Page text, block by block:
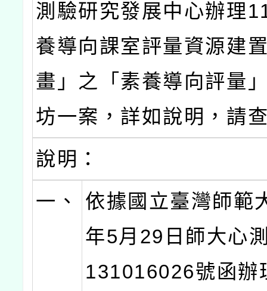
測驗研究發展中心辦理
養導向課室評量資源建
畫」之「素養導向評量
坊一案，詳如說明，請
說明：
一、
依據國立臺灣師範
年5月29日師大心
131016026號函辦